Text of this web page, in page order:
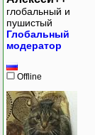
глобальный и
пушистый
Глобальный
модератор
Offline